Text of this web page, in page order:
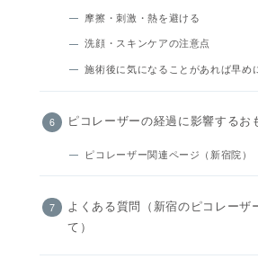
摩擦・刺激・熱を避ける
洗顔・スキンケアの注意点
施術後に気になることがあれば早め
ピコレーザーの経過に影響するお
ピコレーザー関連ページ（新宿院）
よくある質問（新宿のピコレーザ
て）